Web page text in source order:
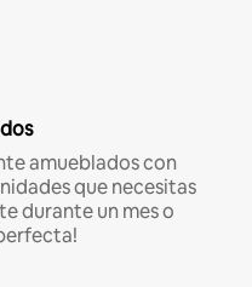
amueblados con
que necesitas
durante un mes o